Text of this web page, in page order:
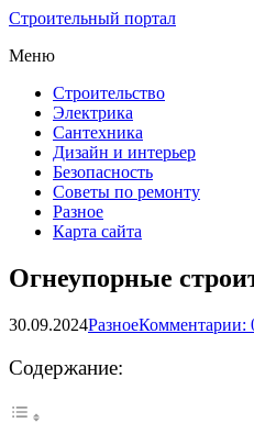
Строительный портал
Меню
Строительство
Электрика
Сантехника
Дизайн и интерьер
Безопасность
Советы по ремонту
Разное
Карта сайта
Огнеупорные
30.09.2024РазноеКомментарии:
Содержание: